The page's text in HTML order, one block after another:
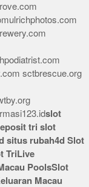
sctbrescue.org
slot
tri slot
situs rubah4d Slot
TriLive
PoolsSlot
Macau